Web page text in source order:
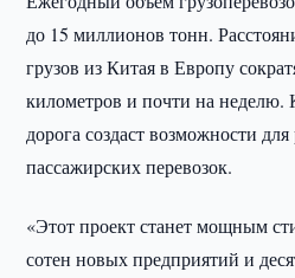
до 15 миллионов тонн.
грузов из Китая в Европу
километров и почти на неделю.
дорога создаст возможности
пассажирских перевозок.
«Этот проект станет мощным
сотен новых предприятий и